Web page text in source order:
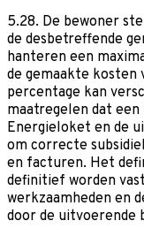
5.28. De bewoner
de desbetreffende
hanteren een
de gemaakte kosten
percentage kan
maatregelen dat
Energieloket en de
om correcte
en facturen. Het
definitief worden
werkzaamheden en
door de uitvoerende